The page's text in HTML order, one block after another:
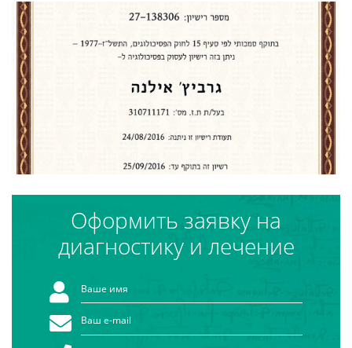
Оформить заявку на
диагностику и лечение